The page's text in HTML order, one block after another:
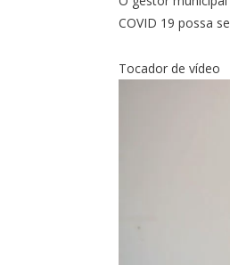
COVID 19 possa
Tocador de vídeo